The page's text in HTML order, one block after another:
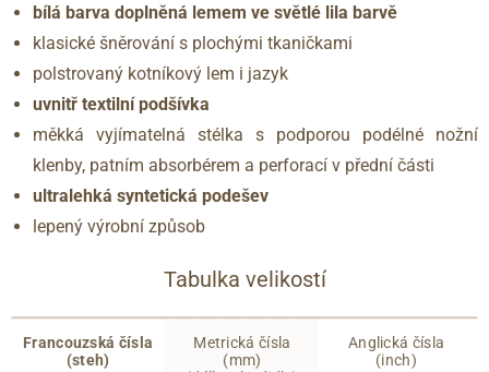
bílá barva doplněná lemem ve světlé lila barvě
klasické šněrování s plochými tkaničkami
polstrovaný kotníkový lem i jazyk
uvnitř textilní podšívka
měkká vyjímatelná stélka s podporou podélné nožní
klenby, patním absorbérem a perforací v přední části
ultralehká syntetická podešev
lepený výrobní způsob
Tabulka velikostí
Francouzská čísla
(steh)
Metrická čísla
(mm)
Anglická čísla
(inch)